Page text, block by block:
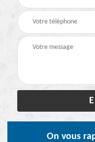
On vous